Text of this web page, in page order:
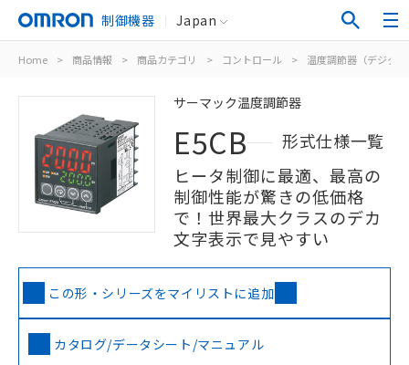
制御機器 Japan
Home > 商品情報 > 商品カテゴリ > コントロール > 温度調節器（デジタ
サーマック温度調節器
E5CB
形式仕様一覧
ヒータ制御に最適、最高の
制御性能が驚きの低価格
で！世界最大クラスのデカ
文字表示で見やすい
この形・シリーズをマイリストに追加
カタログ/データシート/マニュアル